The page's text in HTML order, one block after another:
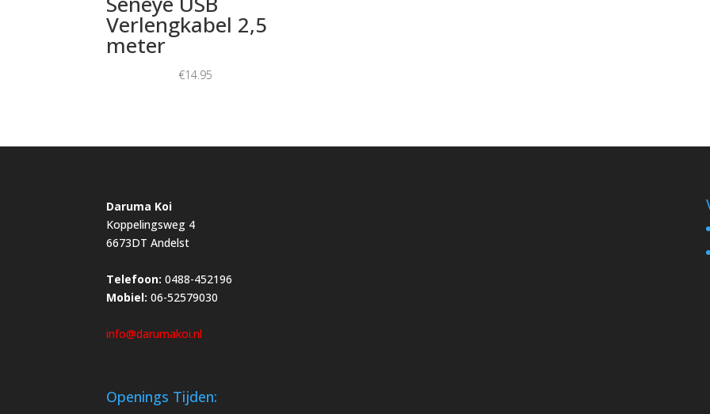
Verlengkabel 2,5
meter
€14.95
Daruma Koi
Koppelingsweg 4
6673DT Andelst
Telefoon: 0488-452196
Mobiel: 06-52579030
info@darumakoi.nl
Openings Tijden: